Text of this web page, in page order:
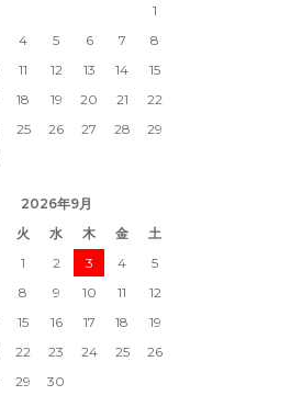
1
4 5 6 7
8
11 12 13 14
15
18 19 20 21
22
25 26 27 28
29
2026年9月
火 水 木 金
土
1
2 3 4
5
8 9 10 11
12
15 16 17 18
19
22 23 24 25
26
29 30